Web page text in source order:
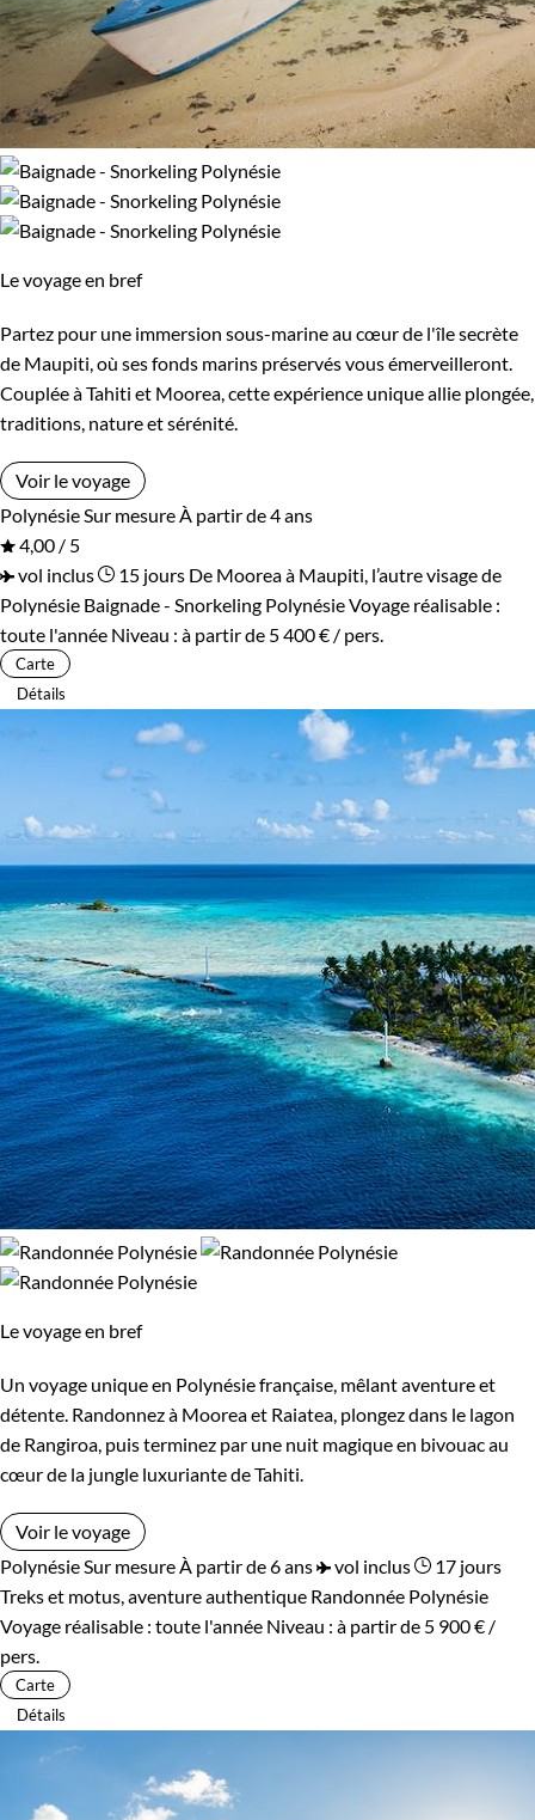
Le voyage en bref
Partez pour une immersion sous-marine au cœur de l'île secrète
de Maupiti, où ses fonds marins préservés vous émerveilleront.
Couplée à Tahiti et Moorea, cette expérience unique allie plongée,
traditions, nature et sérénité.
Voir le voyage
Polynésie Sur mesure À partir de 4 ans
4,00 / 5
vol inclus
15 jours De Moorea à Maupiti, l’autre visage de
Polynésie Baignade - Snorkeling PolynésieVoyage réalisable :
toute l'année Niveau : à partir de 5 400 € / pers.
Carte
Détails
Le voyage en bref
Un voyage unique en Polynésie française, mêlant aventure et
détente. Randonnez à Moorea et Raiatea, plongez dans le lagon
de Rangiroa, puis terminez par une nuit magique en bivouac au
cœur de la jungle luxuriante de Tahiti.
Voir le voyage
Polynésie Sur mesure À partir de 6 ans vol inclus
17 jours
Treks et motus, aventure authentique Randonnée Polynésie
Voyage réalisable : toute l'année Niveau : à partir de 5 900 € /
pers.
Carte
Détails